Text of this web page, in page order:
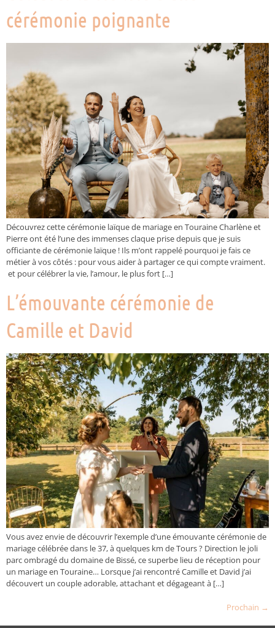
cérémonie poignante
Découvrez cette cérémonie laïque de mariage en Touraine Charlène et
Pierre ont été l’une des immenses claque prise depuis que je suis
officiante de cérémonie laïque ! Ils m’ont rappelé pourquoi je fais ce
métier à vos côtés : pour vous aider à partager ce qui compte vraiment.
et pour célébrer la vie, l’amour, le plus fort […]
L’émouvante cérémonie de
Camille et David
Vous avez envie de découvrir l’exemple d’une émouvante cérémonie de
mariage célébrée dans le 37, à quelques km de Tours ? Direction le joli
parc ombragé du domaine de Bissé, ce superbe lieu de réception pour
un mariage en Touraine… Lorsque j’ai rencontré Camille et David j’ai
découvert un couple adorable, attachant et dégageant à […]
Prochain →